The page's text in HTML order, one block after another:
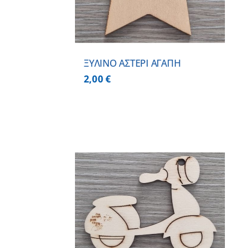
ΞΥΛΙΝΟ ΑΣΤΕΡΙ ΑΓΑΠΗ
2,00€
ΠΡΟΣΘΗΚΗ ΣΤΟ ΚΑΛΑΘΙ
ΛΕΠΤΟΜΕΡΕΙΕΣ